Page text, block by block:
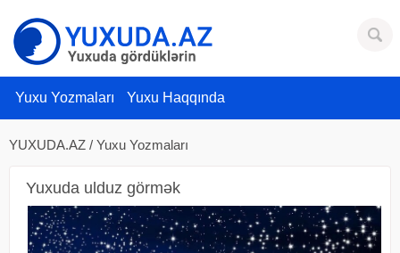
Yuxu Yozmaları Yuxu Haqqında
YUXUDA.AZ / Yuxu Yozmaları
Yuxuda ulduz görmək